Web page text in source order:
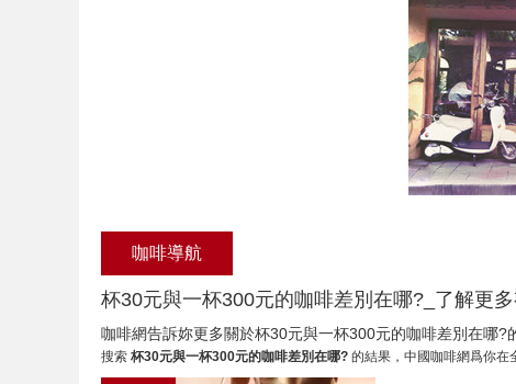
咖啡導航
咖啡網告訴妳更多關於杯30元與一杯300元的咖啡差別在哪?
搜索 杯30元與一杯300元的咖啡差別在哪? 的結果，中國咖啡網爲你在